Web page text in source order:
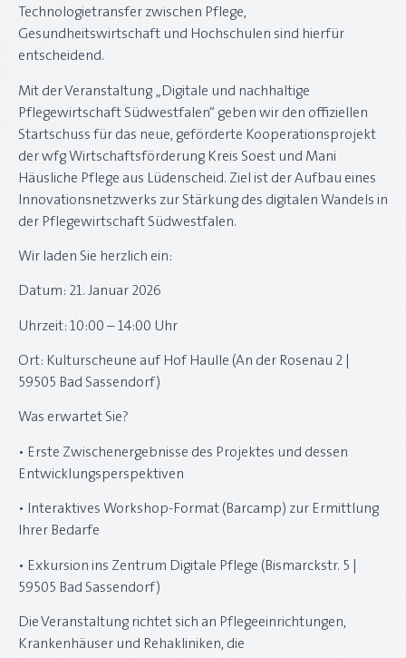
Technologietransfer zwischen Pflege,
Gesundheitswirtschaft und Hochschulen sind hierfür
entscheidend.
Mit der Veranstaltung „Digitale und nachhaltige
Pflegewirtschaft Südwestfalen“ geben wir den offiziellen
Startschuss für das neue, geförderte Kooperationsprojekt
der wfg Wirtschaftsförderung Kreis Soest und Mani
Häusliche Pflege aus Lüdenscheid. Ziel ist der Aufbau eines
Innovationsnetzwerks zur Stärkung des digitalen Wandels in
der Pflegewirtschaft Südwestfalen.
Wir laden Sie herzlich ein:
Datum: 21. Januar 2026
Uhrzeit: 10:00 – 14:00 Uhr
Ort: Kulturscheune auf Hof Haulle (An der Rosenau 2 |
59505 Bad Sassendorf)
Was erwartet Sie?
• Erste Zwischenergebnisse des Projektes und dessen
Entwicklungsperspektiven
• Interaktives Workshop-Format (Barcamp) zur Ermittlung
Ihrer Bedarfe
• Exkursion ins Zentrum Digitale Pflege (Bismarckstr. 5 |
59505 Bad Sassendorf)
Die Veranstaltung richtet sich an Pflegeeinrichtungen,
Krankenhäuser und Rehakliniken, die